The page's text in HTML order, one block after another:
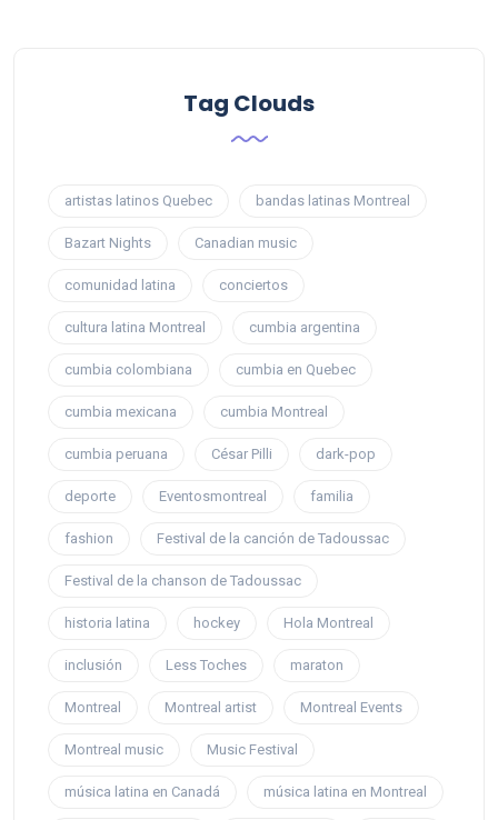
Tag Clouds
artistas latinos Quebec bandas latinas Montreal
Bazart Nights Canadian music
comunidad latina conciertos
cultura latina Montreal cumbia argentina
cumbia colombiana cumbia en Quebec
cumbia mexicana cumbia Montreal
cumbia peruana César Pilli dark-pop
deporte Eventosmontreal familia
fashion Festival de la canción de Tadoussac
Festival de la chanson de Tadoussac
historia latina hockey Hola Montreal
inclusión Less Toches maraton
Montreal Montreal artist Montreal Events
Montreal music Music Festival
música latina en Canadá música latina en Montreal